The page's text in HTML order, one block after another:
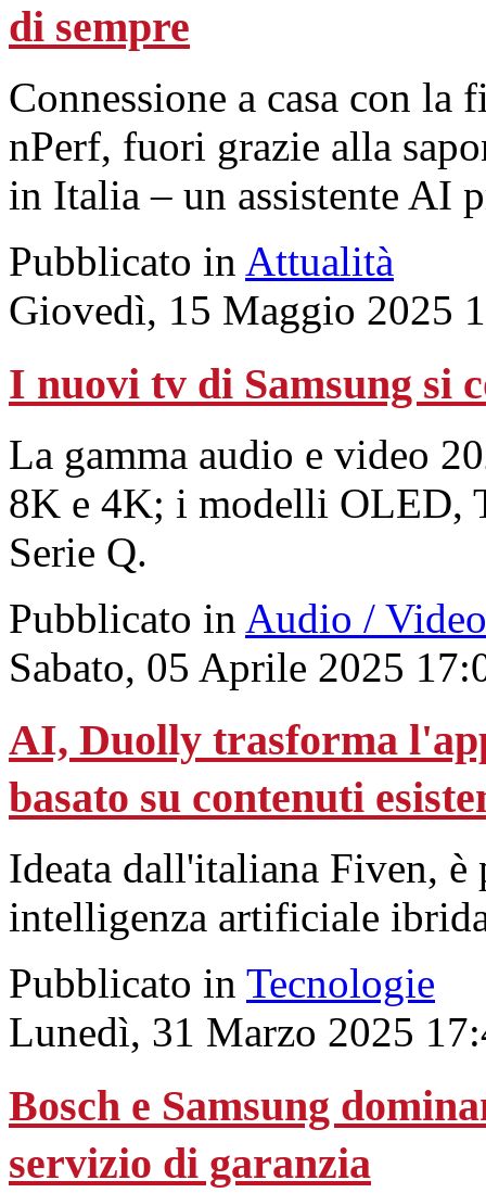
di sempre
Connessione a casa con la
nPerf, fuori grazie alla
in Italia – un assistente AI
Pubblicato in Attualità
Giovedì, 15 Maggio 2025
I nuovi tv di Samsung si
La gamma audio e video
8K e 4K; i modelli OLED,
Serie Q.
Pubblicato in Audio / Video
Sabato, 05 Aprile 2025
AI, Duolly trasforma
basato su contenuti
Ideata dall'italiana Fiven,
intelligenza artificiale
Pubblicato in Tecnologie
Lunedì, 31 Marzo 2025
Bosch e Samsung
servizio di garanzia